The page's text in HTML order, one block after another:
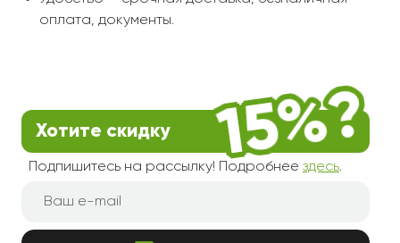
оплата, документы.
Хотите скидку
Подпишитесь на рассылку! Подробнее здесь.